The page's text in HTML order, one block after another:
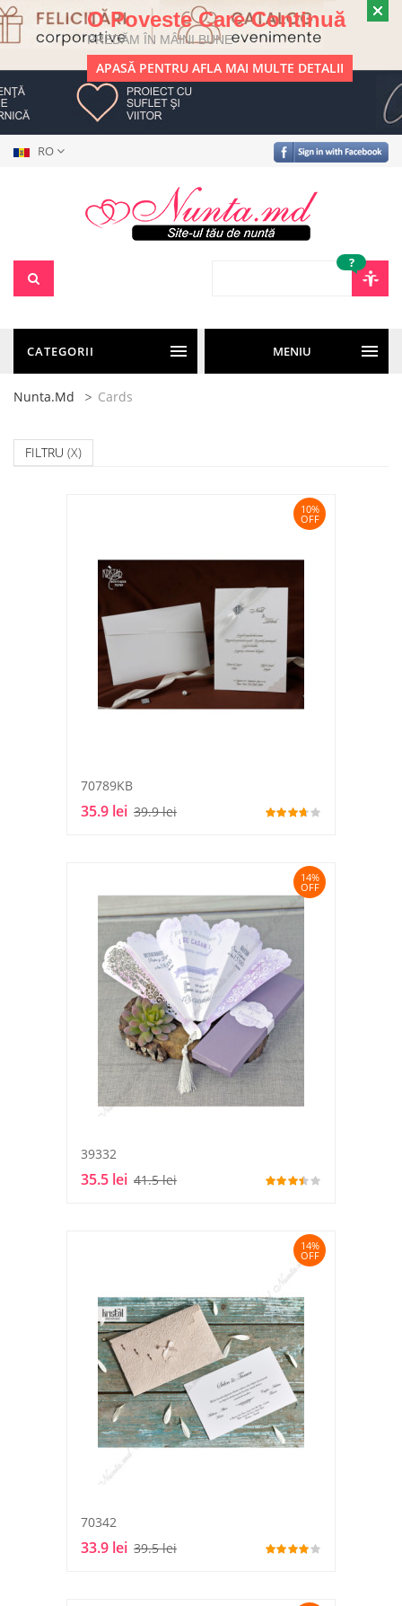
O Poveste Care Continuă
PREDĂM ÎN MÂINI BUNE
APASĂ PENTRU AFLA MAI MULTE DETALII
RO
?
CATEGORII MENIU
Nunta.md Cards
FILTRU (X)
10%
OFF
70789KB
35.9 lei 39.9 lei
14%
OFF
39332
35.5 lei 41.5 lei
14%
OFF
70342
33.9 lei 39.5 lei